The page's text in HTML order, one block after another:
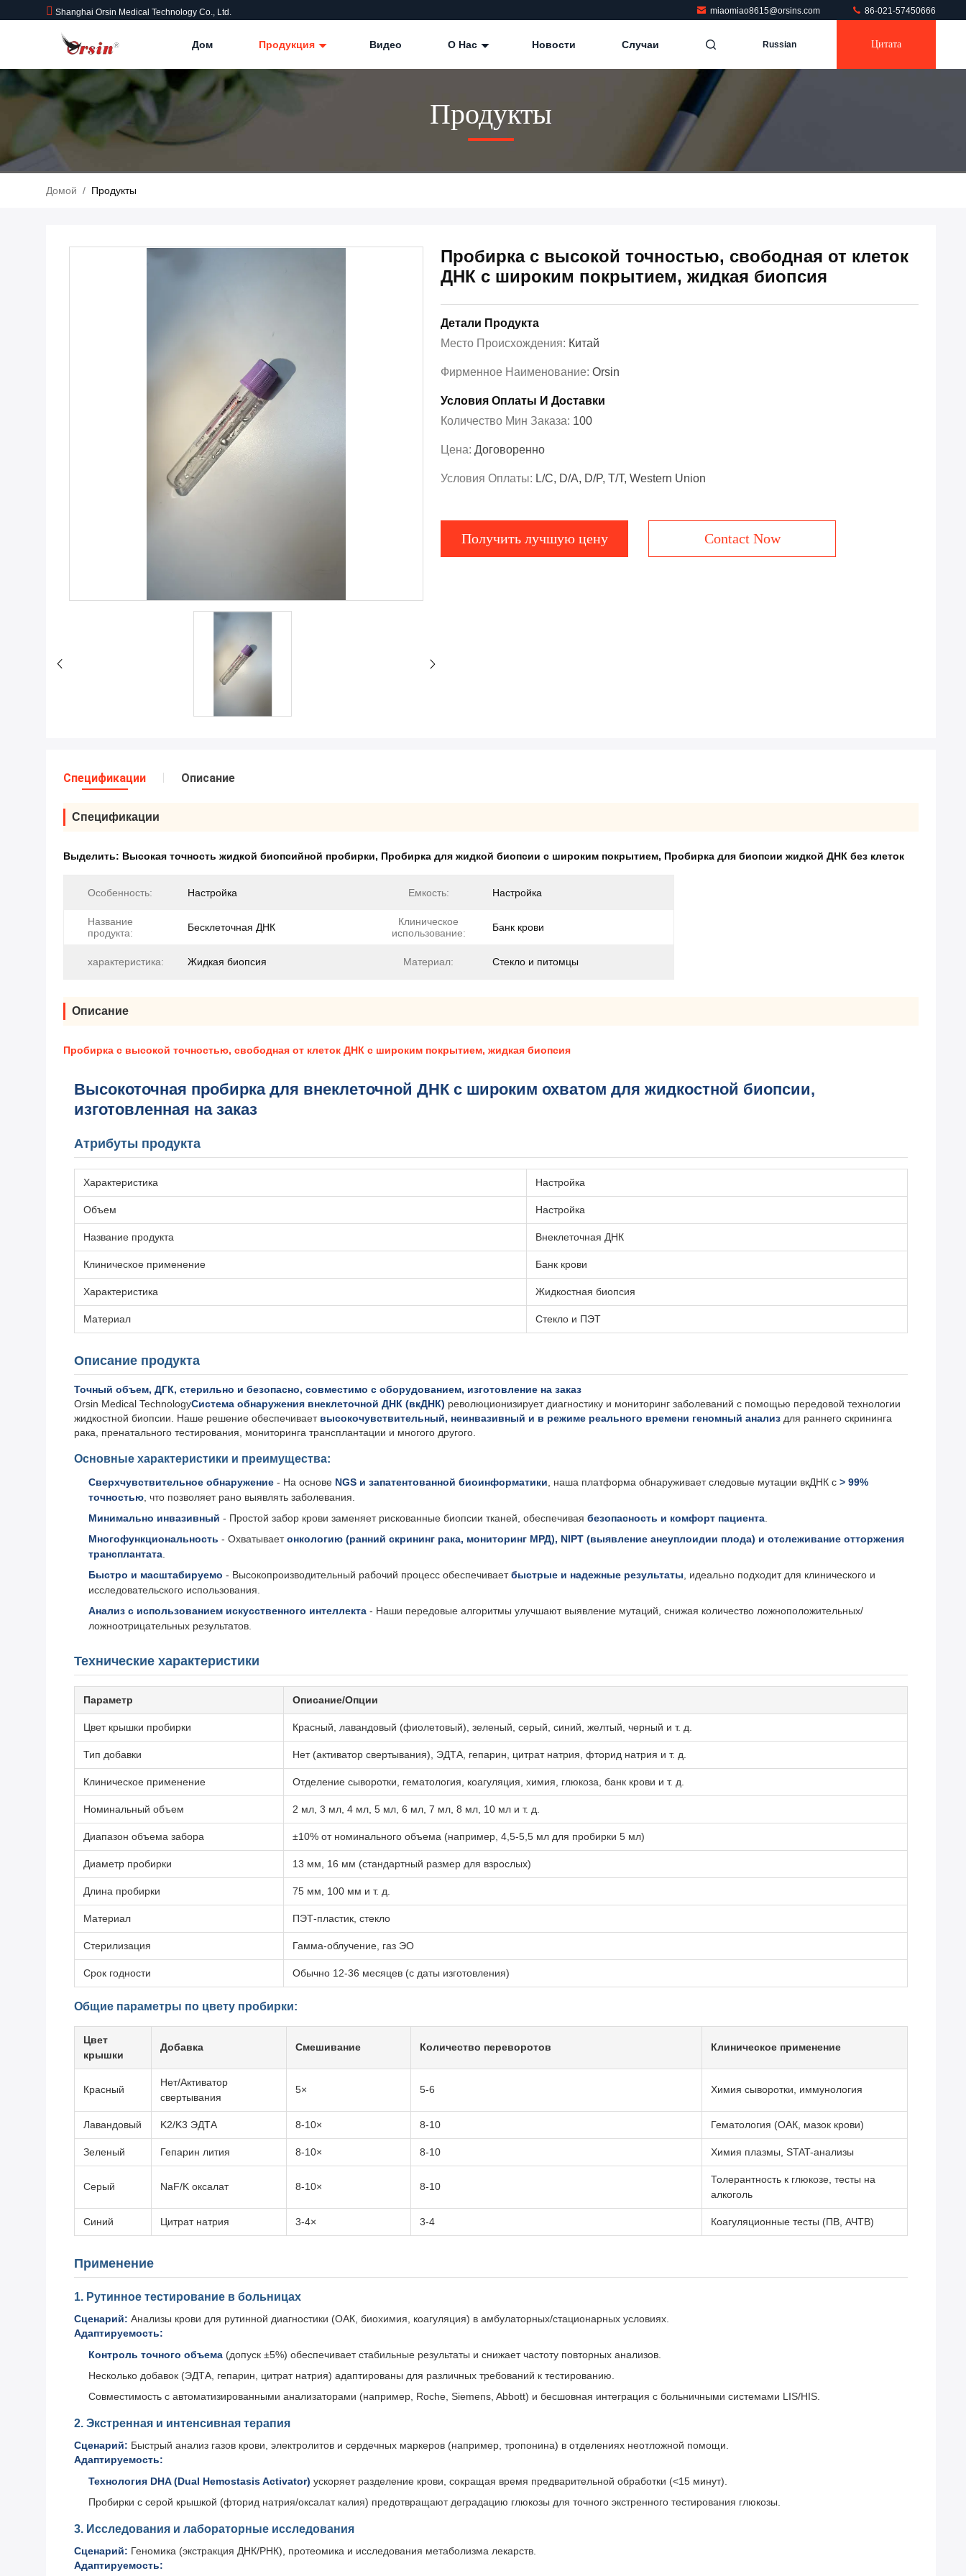
Shanghai Orsin Medical Technology Co., Ltd. miaomiao8615@orsins.com 86-021-57450666
Дом Продукция Видео О Нас Новости Случаи Russian Цитата
Продукты
Домой / Продукты
Пробирка с высокой точностью, свободная от клеток
ДНК с широким покрытием, жидкая биопсия
Детали Продукта
Место Происхождения: Китай
Фирменное Наименование: Orsin
Условия Оплаты И Доставки
Количество Мин Заказа: 100
Цена: Договоренно
Условия Оплаты: L/C, D/A, D/P, T/T, Western Union
Получить лучшую цену Contact Now
Спецификации Описание
Спецификации
Выделить: Высокая точность жидкой биопсийной пробирки, Пробирка для жидкой биопсии с широким покрытием, Пробирка для биопсии жидкой ДНК без клеток
Особенность: Настройка Емкость: Настройка
Название
продукта:
Бесклеточная ДНК
Клиническое
использование:
Банк крови
характеристика: Жидкая биопсия Материал: Стекло и питомцы
Описание
Пробирка с высокой точностью, свободная от клеток ДНК с широким покрытием, жидкая биопсия
Высокоточная пробирка для внеклеточной ДНК с широким охватом для жидкостной биопсии,
изготовленная на заказ
Атрибуты продукта
Характеристика Настройка
Объем Настройка
Название продукта Внеклеточная ДНК
Клиническое применение Банк крови
Характеристика Жидкостная биопсия
Материал Стекло и ПЭТ
Описание продукта
Точный объем, ДГК, стерильно и безопасно, совместимо с оборудованием, изготовление на заказ
Orsin Medical TechnologyСистема обнаружения внеклеточной ДНК (вкДНК) революционизирует диагностику и мониторинг заболеваний с помощью передовой технологии
жидкостной биопсии. Наше решение обеспечивает высокочувствительный, неинвазивный и в режиме реального времени геномный анализ для раннего скрининга
рака, пренатального тестирования, мониторинга трансплантации и многого другого.
Основные характеристики и преимущества:
Сверхчувствительное обнаружение - На основе NGS и запатентованной биоинформатики, наша платформа обнаруживает следовые мутации вкДНК с > 99%
точностью, что позволяет рано выявлять заболевания.
Минимально инвазивный - Простой забор крови заменяет рискованные биопсии тканей, обеспечивая безопасность и комфорт пациента.
Многофункциональность - Охватываетонкологию (ранний скрининг рака, мониторинг МРД), NIPT (выявление анеуплоидии плода) и отслеживание отторжения
трансплантата.
Быстро и масштабируемо - Высокопроизводительный рабочий процесс обеспечиваетбыстрые и надежные результаты, идеально подходит для клинического и
исследовательского использования.
Анализ с использованием искусственного интеллекта - Наши передовые алгоритмы улучшают выявление мутаций, снижая количество ложноположительных/
ложноотрицательных результатов.
Технические характеристики
Параметр Описание/Опции
Цвет крышки пробирки Красный, лавандовый (фиолетовый), зеленый, серый, синий, желтый, черный и т. д.
Тип добавки Нет (активатор свертывания), ЭДТА, гепарин, цитрат натрия, фторид натрия и т. д.
Клиническое применение Отделение сыворотки, гематология, коагуляция, химия, глюкоза, банк крови и т. д.
Номинальный объем 2 мл, 3 мл, 4 мл, 5 мл, 6 мл, 7 мл, 8 мл, 10 мл и т. д.
Диапазон объема забора ±10% от номинального объема (например, 4,5-5,5 мл для пробирки 5 мл)
Диаметр пробирки 13 мм, 16 мм (стандартный размер для взрослых)
Длина пробирки 75 мм, 100 мм и т. д.
Материал ПЭТ-пластик, стекло
Стерилизация Гамма-облучение, газ ЭО
Срок годности Обычно 12-36 месяцев (с даты изготовления)
Общие параметры по цвету пробирки:
Цвет
крышки
Добавка Смешивание Количество переворотов Клиническое применение
Красный
Нет/Активатор
свертывания
5× 5-6 Химия сыворотки, иммунология
Лавандовый K2/K3 ЭДТА 8-10× 8-10 Гематология (ОАК, мазок крови)
Зеленый Гепарин лития 8-10× 8-10 Химия плазмы, STAT-анализы
Серый NaF/K оксалат 8-10× 8-10
Толерантность к глюкозе, тесты на
алкоголь
Синий Цитрат натрия 3-4× 3-4 Коагуляционные тесты (ПВ, АЧТВ)
Применение
1. Рутинное тестирование в больницах
Сценарий: Анализы крови для рутинной диагностики (ОАК, биохимия, коагуляция) в амбулаторных/стационарных условиях.
Адаптируемость:
Контроль точного объема (допуск ±5%) обеспечивает стабильные результаты и снижает частоту повторных анализов.
Несколько добавок (ЭДТА, гепарин, цитрат натрия) адаптированы для различных требований к тестированию.
Совместимость с автоматизированными анализаторами (например, Roche, Siemens, Abbott) и бесшовная интеграция с больничными системами LIS/HIS.
2. Экстренная и интенсивная терапия
Сценарий: Быстрый анализ газов крови, электролитов и сердечных маркеров (например, тропонина) в отделениях неотложной помощи.
Адаптируемость:
Технология DHA (Dual Hemostasis Activator) ускоряет разделение крови, сокращая время предварительной обработки (<15 минут).
Пробирки с серой крышкой (фторид натрия/оксалат калия) предотвращают деградацию глюкозы для точного экстренного тестирования глюкозы.
3. Исследования и лабораторные исследования
Сценарий: Геномика (экстракция ДНК/РНК), протеомика и исследования метаболизма лекарств.
Адаптируемость: